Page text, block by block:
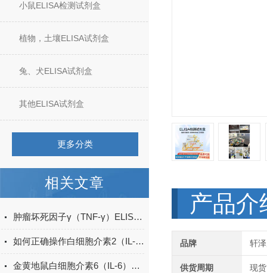
小鼠ELISA检测试剂盒
植物，土壤ELISA试剂盒
兔、犬ELISA试剂盒
其他ELISA试剂盒
更多分类
相关文章
肿瘤坏死因子γ（TNF-γ）ELISA试剂盒的工作原理
如何正确操作白细胞介素2（IL-2）ELISA试剂盒？
金黄地鼠白细胞介素6（IL-6）ELISA检测试剂盒说明书
产品介
品牌 轩
供货周期 现货